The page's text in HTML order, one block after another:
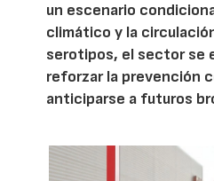
un escenario
climático y la
serotipos, el sector se
reforzar la prevención
anticiparse a futuros